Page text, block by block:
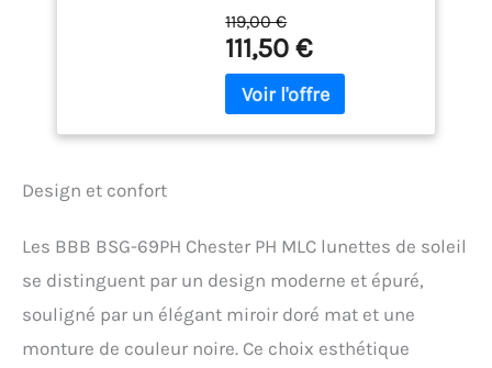
transmission de lumière
de 82 à 17 %. Plus la
lumière du soleil est forte,
plus le verre s'assombrit
automatiquement. Avec
sont dotées d'une grande
permet de voir tout ce qui
se trouve devant vous
offre la vue la plus large
119,00 €
111,50 €
Design et confort
Les BBB BSG-69PH Chester PH MLC lunettes de soleil
se distinguent par un design moderne et épuré,
souligné par un élégant miroir doré mat et une
monture de couleur noire. Ce choix esthétique